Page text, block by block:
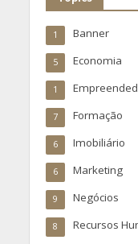
Banner
1
Economia
5
1
Formação
7
Imobiliário
6
Marketing
6
Negócios
9
Recursos
8